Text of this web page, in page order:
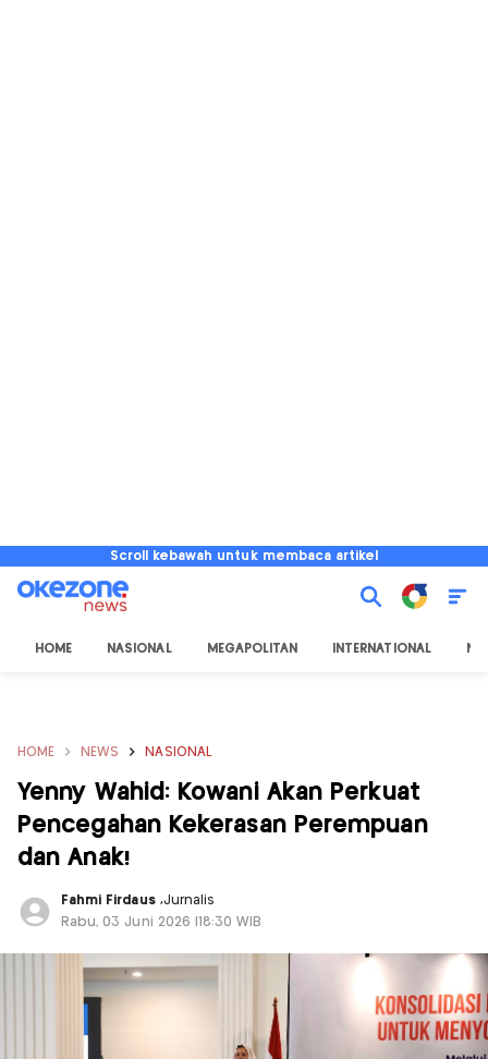
Scroll kebawah untuk membaca artikel
HOME NASIONAL MEGAPOLITAN INTERNATIONAL
HOME NEWS NASIONAL
Yenny Wahid: Kowani Akan Perkuat
Pencegahan Kekerasan Perempuan
dan Anak!
Fahmi Firdaus ,Jurnalis
Rabu, 03 Juni 2026 |18:30 WIB